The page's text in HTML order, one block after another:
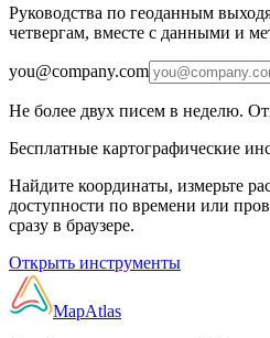
Руководства по геоданным
четвергам, вместе с данными и
you@company.com
Не более двух писем в неделю.
Бесплатные картографические
Найдите координаты, измерьте
доступности по времени или
сразу в браузере.
Открыть инструменты
MapAtlas